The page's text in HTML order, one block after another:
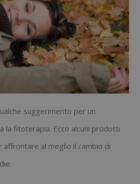
suggerimento per un
la fitoterapia. Ecco alcuni prodotti
affrontare al meglio il cambio di